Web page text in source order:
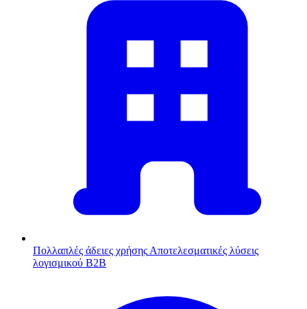
Πολλαπλές άδειες χρήσης Αποτελεσματικές λύσεις
λογισμικού B2B